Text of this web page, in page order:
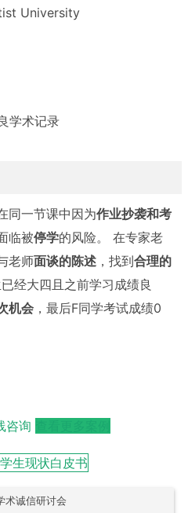
University
学术记录
同一节课中因为作业抄袭和考
临被停学的风险。 在专家老
老师面谈的陈述 ，找到合理的
经大四且之前学习成绩良
机会 ，最后F同学考试成绩0
咨询
术诚信研讨会